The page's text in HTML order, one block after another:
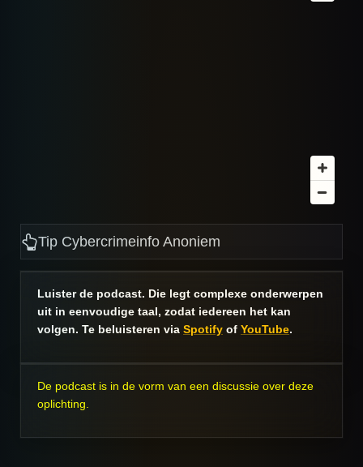
Tip Cybercrimeinfo Anoniem
Luister de podcast. Die legt complexe onderwerpen
uit in eenvoudige taal, zodat iedereen het kan
volgen. Te beluisteren via Spotify of YouTube.
De podcast is in de vorm van een discussie over deze
oplichting.